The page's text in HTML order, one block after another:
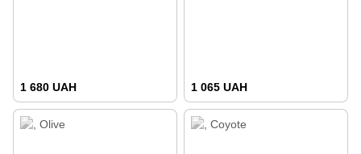
1 680 UAH 1 065 UAH